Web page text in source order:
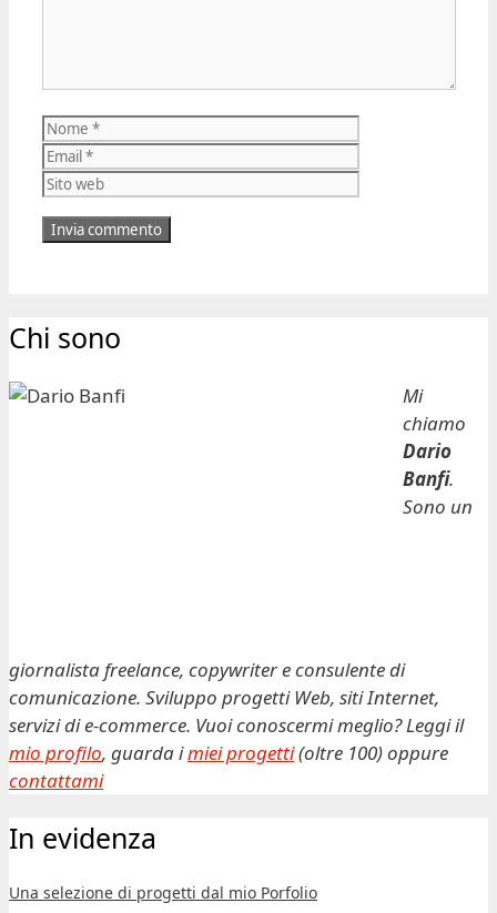
Nome
Chi sono
Mi
chiamo
Dario
Banfi.
Sono un
giornalista freelance, copywriter e consulente di
comunicazione. Sviluppo progetti Web, siti Internet,
servizi di e-commerce. Vuoi conoscermi meglio? Leggi il
mio profilo, guarda imiei progetti(oltre 100) oppure
contattami
In evidenza
Una selezione di progetti dal mio Porfolio